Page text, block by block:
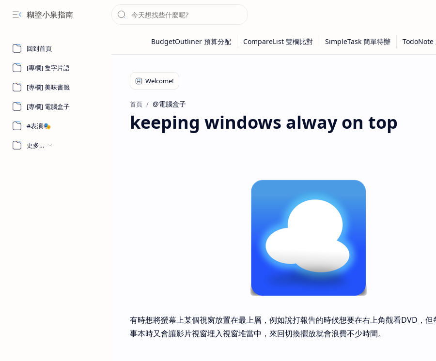
糊塗小泉指南
回到首頁
[專欄] 隻字片語
[專欄] 美味書籤
[專欄] 電腦盒子
#表演🎭
更多…
首頁 @電腦盒子
keeping windows alway on top
有時想將螢幕上某個視窗放置在最上層，例如說打報告的時候想要在右上角觀看DVD，但
事本時又會讓影片視窗埋入視窗堆當中，來回切換擺放就會浪費不少時間。